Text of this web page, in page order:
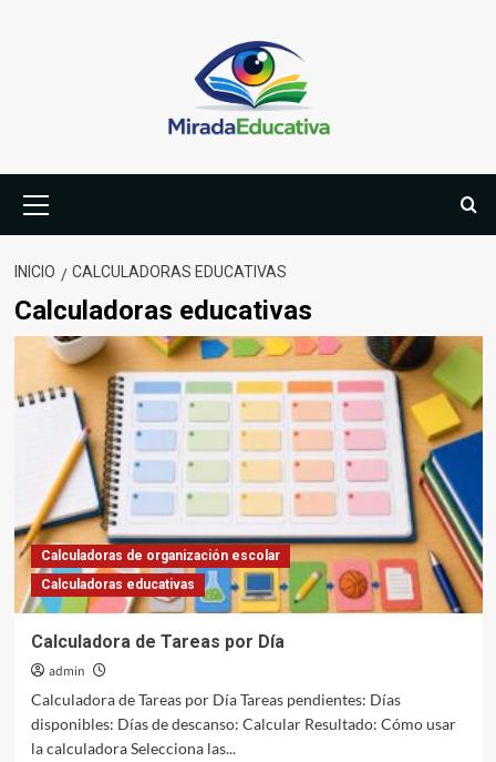
primario
INICIO CALCULADORAS EDUCATIVAS
Calculadoras educativas
Calculadoras de organización escolar
Calculadoras educativas
Calculadora de Tareas por Día
admin
Calculadora de Tareas por Día Tareas pendientes: Días
disponibles: Días de descanso: Calcular Resultado: Cómo usar
la calculadora Selecciona las...